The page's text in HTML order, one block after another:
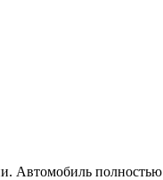
Автомобиль